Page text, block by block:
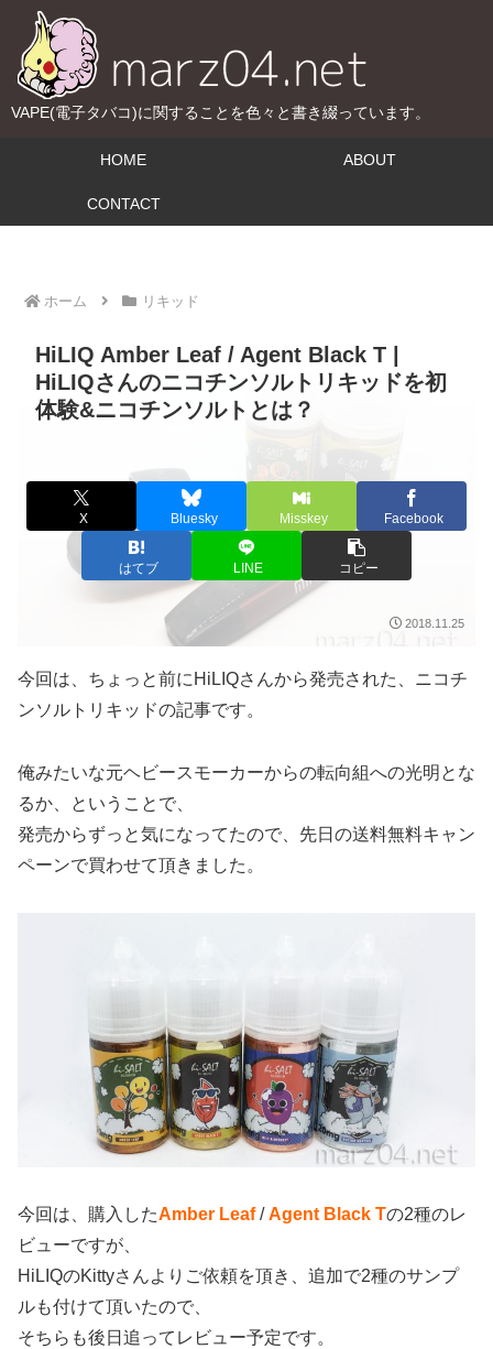
VAPE(電子タバコ)に関することを色々と書き綴っています。
HOME ABOUT
CONTACT
ホーム リキッド
HiLIQ Amber Leaf / Agent Black T |
HiLIQさんのニコチンソルトリキッドを初
体験&ニコチンソルトとは？
X Bluesky Misskey Facebook
はてブ LINE コピー
2018.11.25
今回は、ちょっと前にHiLIQさんから発売された、ニコチ
ンソルトリキッドの記事です。
俺みたいな元ヘビースモーカーからの転向組への光明とな
るか、ということで、
発売からずっと気になってたので、先日の送料無料キャン
ペーンで買わせて頂きました。
今回は、購入したAmber Leaf/Agent Black Tの2種のレ
ビューですが、
HiLIQのKittyさんよりご依頼を頂き、追加で2種のサンプ
ルも付けて頂いたので、
そちらも後日追ってレビュー予定です。